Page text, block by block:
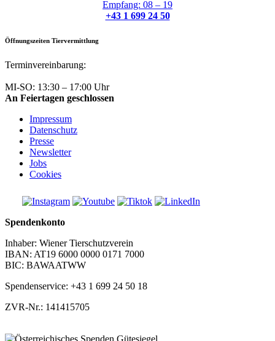
Empfang: 08 – 19
+43 1 699 24 50
Öffnungszeiten Tiervermittlung
Terminvereinbarung:
MI-SO: 13:30 – 17:00 Uhr
An Feiertagen geschlossen
Impressum
Datenschutz
Presse
Newsletter
Jobs
Cookies
Spendenkonto
Inhaber: Wiener Tierschutzverein
IBAN: AT19 6000 0000 0171 7000
BIC: BAWAATWW
Spendenservice: +43 1 699 24 50 18
ZVR-Nr.: 141415705